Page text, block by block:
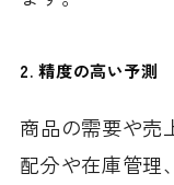
2.精度の高い予測
商品の需要や売
配分や在庫管理